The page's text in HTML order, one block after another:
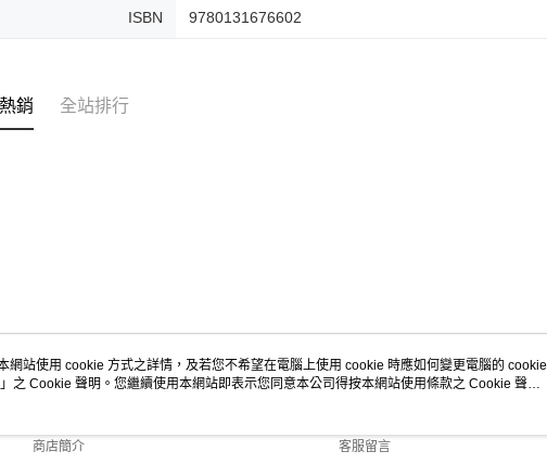
ISBN 9780131676602
銷 全站排行
關於我們
商店簡介
客服資訊
客服留言
網站使用 cookie 方式之詳情，及若您不希望在電腦上使用 cookie 時應如何變更電腦的 cookie
」之 Cookie 聲明。您繼續使用本網站即表示您同意本公司得按本網站使用條款之 Cookie 聲明